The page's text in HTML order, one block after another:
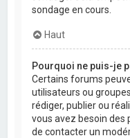
sondage en cours.
Haut
Pourquoi ne puis-je
Certains forums
utilisateurs ou
rédiger, publier ou
vous avez besoin des
de contacter un